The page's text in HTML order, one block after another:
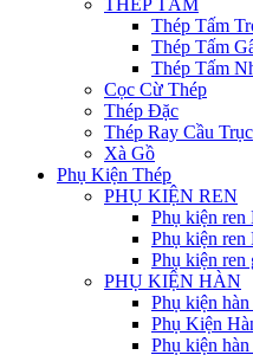
THÉP TẤM
Thép Tấm
Thép Tấm
Thép Tấm
Cọc Cừ Thép
Thép Đặc
Thép Ray Cầu Trục
Xà Gồ
Phụ Kiện Thép
PHỤ KIỆN REN
Phụ kiện ren
Phụ kiện ren
Phụ kiện ren
PHỤ KIỆN HÀN
Phụ kiện
Phụ Kiện
Phụ kiện